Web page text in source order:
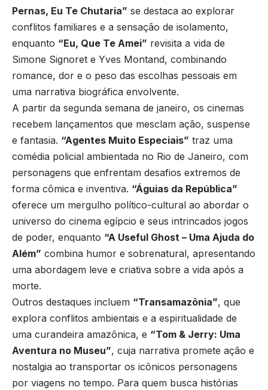
Pernas, Eu Te Chutaria” se destaca ao explorar
conflitos familiares e a sensação de isolamento,
enquanto “Eu, Que Te Amei” revisita a vida de
Simone Signoret e Yves Montand, combinando
romance, dor e o peso das escolhas pessoais em
uma narrativa biográfica envolvente.
A partir da segunda semana de janeiro, os cinemas
recebem lançamentos que mesclam ação, suspense
e fantasia. “Agentes Muito Especiais” traz uma
comédia policial ambientada no Rio de Janeiro, com
personagens que enfrentam desafios extremos de
forma cômica e inventiva. “Águias da República”
oferece um mergulho político-cultural ao abordar o
universo do cinema egípcio e seus intrincados jogos
de poder, enquanto “A Useful Ghost – Uma Ajuda do
Além” combina humor e sobrenatural, apresentando
uma abordagem leve e criativa sobre a vida após a
morte.
Outros destaques incluem “Transamazônia”, que
explora conflitos ambientais e a espiritualidade de
uma curandeira amazônica, e “Tom & Jerry: Uma
Aventura no Museu”, cuja narrativa promete ação e
nostalgia ao transportar os icônicos personagens
por viagens no tempo. Para quem busca histórias